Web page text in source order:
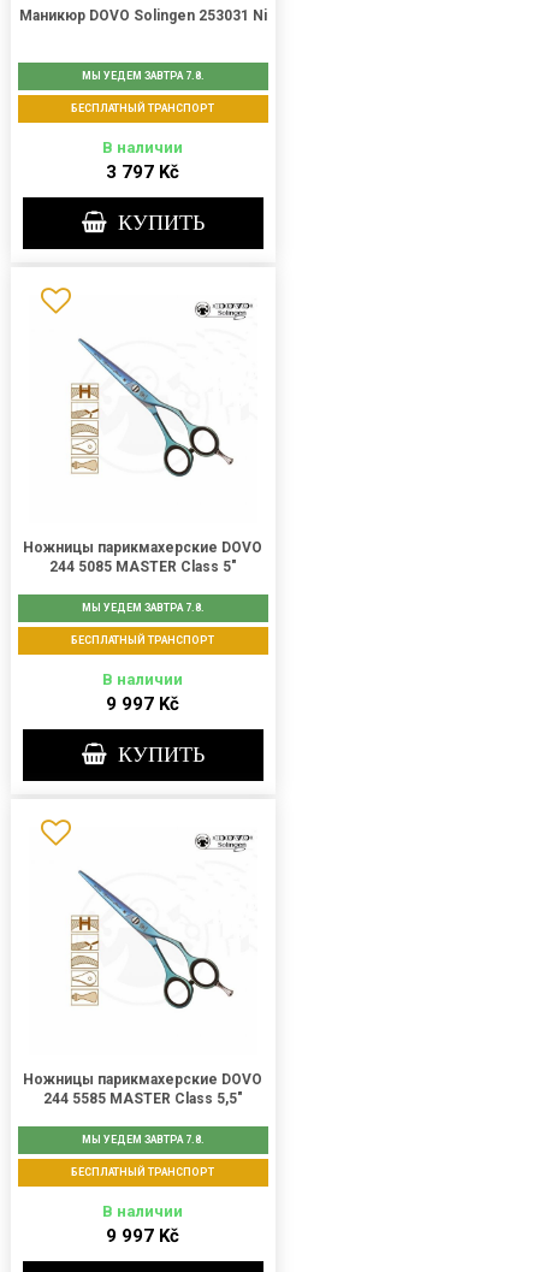
Маникюр DOVO Solingen 253031 Ni
МЫ УЕДЕМ ЗАВТРА 7.8.
БЕСПЛАТНЫЙ ТРАНСПОРТ
В наличии
3 797 Kč
КУПИТЬ
Ножницы парикмахерские DOVO
244 5085 MASTER Class 5"
МЫ УЕДЕМ ЗАВТРА 7.8.
БЕСПЛАТНЫЙ ТРАНСПОРТ
В наличии
9 997 Kč
КУПИТЬ
Ножницы парикмахерские DOVO
244 5585 MASTER Class 5,5"
МЫ УЕДЕМ ЗАВТРА 7.8.
БЕСПЛАТНЫЙ ТРАНСПОРТ
В наличии
9 997 Kč